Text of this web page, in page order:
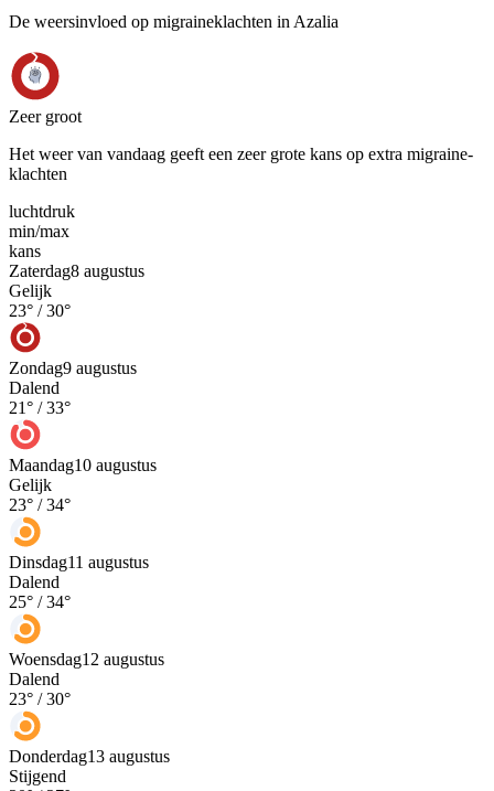
De weersinvloed op migraineklachten in Azalia
Zeer groot
Het weer van vandaag geeft een zeer grote kans op extra migraine-
klachten
luchtdruk
min/max
kans
Zaterdag8 augustus
Gelijk
23° /30°
Zondag9 augustus
Dalend
21° /33°
Maandag10 augustus
Gelijk
23° /34°
Dinsdag11 augustus
Dalend
25° /34°
Woensdag12 augustus
Dalend
23° /30°
Donderdag13 augustus
Stijgend